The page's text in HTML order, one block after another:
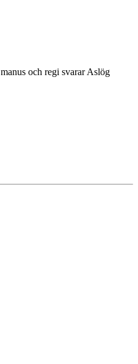
och regi svarar Aslög